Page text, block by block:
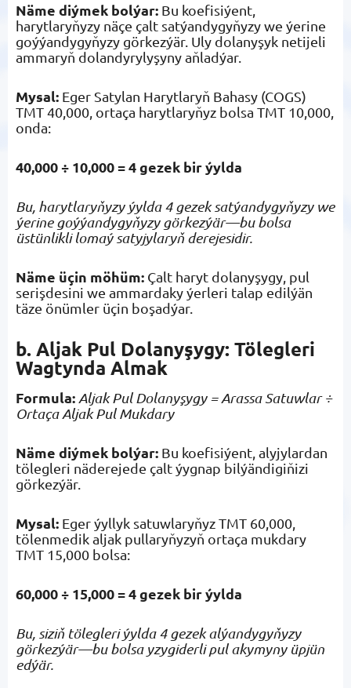
Näme diýmek bolýar: Bu koefisiýent,
harytlaryňyzy näçe çalt satýandygyňyzy we ýerine
goýýandygyňyzy görkezýär. Uly dolanyşyk netijeli
ammaryň dolandyrylyşyny aňladýar.
Mysal: Eger Satylan Harytlaryň Bahasy (COGS)
TMT 40,000, ortaça harytlaryňyz bolsa TMT 10,000,
onda:
40,000 ÷ 10,000 = 4 gezek bir ýylda
Bu, harytlaryňyzy ýylda 4 gezek satýandygyňyzy we
ýerine goýýandygyňyzy görkezýär—bu bolsa
üstünlikli lomaý satyjylaryň derejesidir.
Näme üçin möhüm: Çalt haryt dolanyşygy, pul
serişdesini we ammardaky ýerleri talap edilýän
täze önümler üçin boşadýar.
b. Aljak Pul Dolanyşygy: Tölegleri
Wagtynda Almak
Formula: Aljak Pul Dolanyşygy = Arassa Satuwlar ÷
Ortaça Aljak Pul Mukdary
Näme diýmek bolýar: Bu koefisiýent, alyjylardan
tölegleri näderejede çalt ýygnap bilýändigiňizi
görkezýär.
Mysal: Eger ýyllyk satuwlaryňyz TMT 60,000,
tölenmedik aljak pullaryňyzyň ortaça mukdary
TMT 15,000 bolsa:
60,000 ÷ 15,000 = 4 gezek bir ýylda
Bu, siziň tölegleri ýylda 4 gezek alýandygyňyzy
görkezýär—bu bolsa yzygiderli pul akymyny üpjün
edýär.